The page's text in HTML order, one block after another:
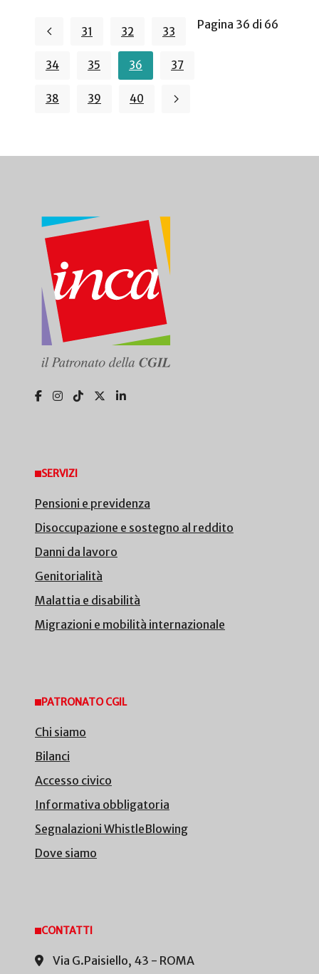
Pagina 36 di 66
31 32 33
34 35 36 37
38 39 40
SERVIZI
Pensioni e previdenza
Disoccupazione e sostegno al reddito
Danni da lavoro
Genitorialità
Malattia e disabilità
Migrazioni e mobilità internazionale
PATRONATO CGIL
Chi siamo
Bilanci
Accesso civico
Informativa obbligatoria
Segnalazioni WhistleBlowing
Dove siamo
CONTATTI
Via G.Paisiello, 43 - ROMA